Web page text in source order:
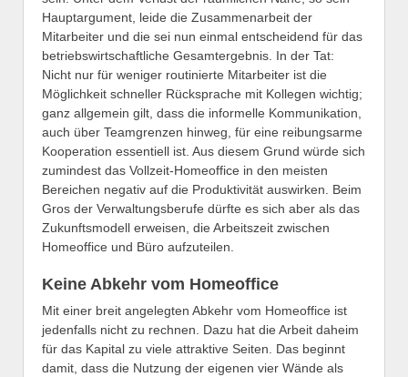
Hauptargument, leide die Zusammenarbeit der
Mitarbeiter und die sei nun einmal entscheidend für das
betriebswirtschaftliche Gesamtergebnis. In der Tat:
Nicht nur für weniger routinierte Mitarbeiter ist die
Möglichkeit schneller Rücksprache mit Kollegen wichtig;
ganz allgemein gilt, dass die informelle Kommunikation,
auch über Teamgrenzen hinweg, für eine reibungsarme
Kooperation essentiell ist. Aus diesem Grund würde sich
zumindest das Vollzeit-Homeoffice in den meisten
Bereichen negativ auf die Produktivität auswirken. Beim
Gros der Verwaltungsberufe dürfte es sich aber als das
Zukunftsmodell erweisen, die Arbeitszeit zwischen
Homeoffice und Büro aufzuteilen.
Keine Abkehr vom Homeoffice
Mit einer breit angelegten Abkehr vom Homeoffice ist
jedenfalls nicht zu rechnen. Dazu hat die Arbeit daheim
für das Kapital zu viele attraktive Seiten. Das beginnt
damit, dass die Nutzung der eigenen vier Wände als